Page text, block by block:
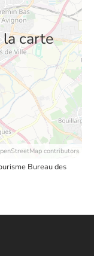
carte
contributors
Bureau des